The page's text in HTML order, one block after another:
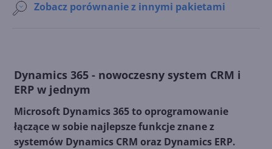
Zobacz porównanie z innymi pakietami
Dynamics 365 - nowoczesny system CRM i
ERP w jednym
Microsoft Dynamics 365 to oprogramowanie
łączące w sobie najlepsze funkcje znane z
systemów Dynamics CRM oraz Dynamics ERP.